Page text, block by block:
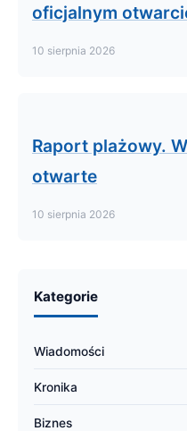
oficjalnym
10 sierpnia 2026
Raport plażowy.
otwarte
10 sierpnia 2026
Kategorie
Wiadomości
Kronika
Biznes